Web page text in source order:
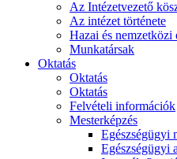
Az Intézetvezető
Az intézet története
Hazai és nemzetközi
Munkatársak
Oktatás
Oktatás
Oktatás
Felvételi információk
Mesterképzés
Egészségügyi
Egészségügyi